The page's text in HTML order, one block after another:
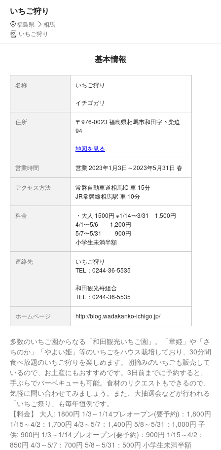
いちご狩り
福島県
相馬
いちご狩り
基本情報
名称 いちご狩り
イチゴガリ
住所
〒976-0023 福島県相馬市和田字下柴迫
94
地図を見る
営業時間 営業 2023年1月3日～2023年5月31日 春
アクセス方法
常磐自動車道相馬IC 車 15分
JR常磐線相馬駅 車 10分
料金
・大人 1500円 ※1/14〜3/31 1,500円
4/1〜5/6 1,200円
5/7〜5/31 900円
小学生未満半額
連絡先
いちご狩り
TEL：0244-36-5535
和田観光苺組合
TEL：0244-36-5535
ホームページ http://blog.wadakanko-ichigo.jp/
多数のいちご園からなる「和田観光いちご園」。「章姫」や「さ
ちのか」「やよい姫」等のいちごをハウス栽培しており、30分間
食べ放題のいちご狩りを楽しめます。朝摘みのいちごも販売して
いるので、お土産にもおすすめです。3日前までに予約すると、
手ぶらでバーベキューも可能。食材のリクエストもできるので、
気軽に問い合わせてみましょう。また、大抽選会などが行われる
「いちご祭り」も毎年恒例です。
【料金】 大人: 1800円 1/3～1/14プレオープン(要予約)：1,800円
1/15～4/2：1,700円 4/3～5/7：1,400円 5/8～5/31：1,000円 子
供: 900円 1/3～1/14プレオープン(要予約)：900円 1/15～4/2：
850円 4/3～5/7：700円 5/8～5/31：500円 小学生未満半額